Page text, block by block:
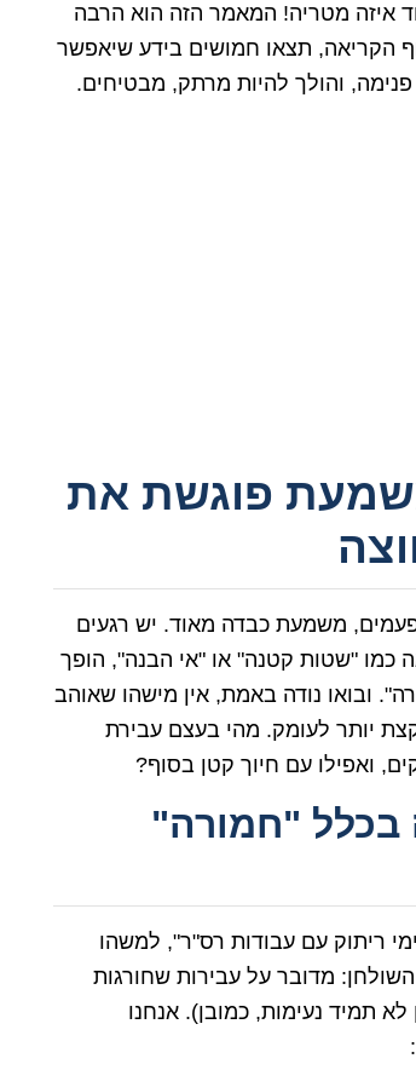
איזה מטריה! המאמר הזה הוא הרבה
הקריאה, תצאו חמושים בידע שיאפשר
והולך להיות מרתק, מבטיחים.
פוגשת את
משמעת כבדה מאוד. יש רגעים
"שטות קטנה" או "אי הבנה", הופך
ובואו נודה באמת, אין מישהו שאוהב
יותר לעומק. מהי בעצם עבירת
ואפילו עם חיוך קטן בסוף?
"חמורה"
ריתוק עם עבודות רס"ר", למשהו
מדובר על עבירות שחורגות
תמיד נעימות, כמובן). אנחנו